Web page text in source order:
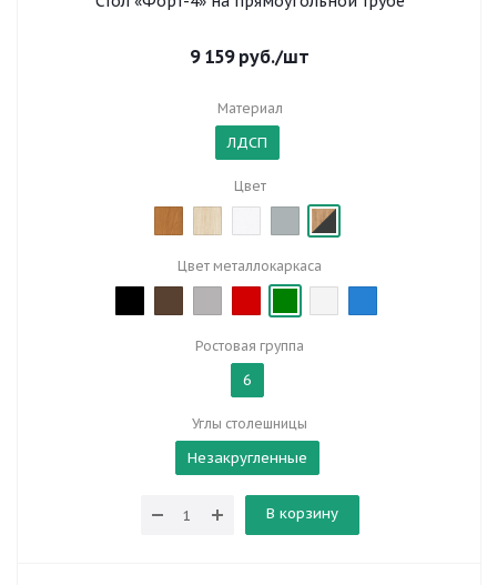
9 159руб./шт
Материал
ЛДСП
Цвет
Цвет металлокаркаса
Ростовая группа
6
Углы столешницы
Незакругленные
В корзину